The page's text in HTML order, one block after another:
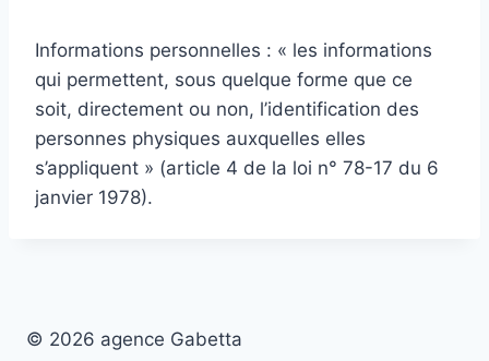
Informations personnelles : « les informations
qui permettent, sous quelque forme que ce
soit, directement ou non, l’identification des
personnes physiques auxquelles elles
s’appliquent » (article 4 de la loi n° 78-17 du 6
janvier 1978).
© 2026 agence Gabetta